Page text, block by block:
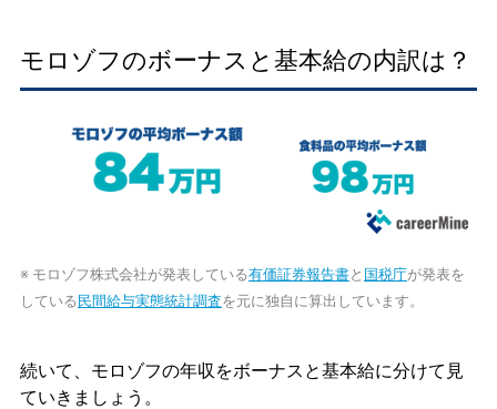
モロゾフのボーナスと基本給の内訳は？
※ モロゾフ株式会社が発表している有価証券報告書と 国税庁が発表を
している 民間給与実態統計調査を元に独自に算出しています。
続いて、モロゾフの年収をボーナスと基本給に分けて見
ていきましょう。